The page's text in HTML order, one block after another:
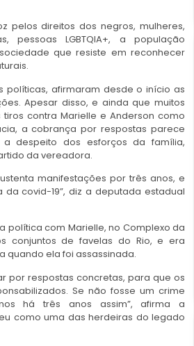
pelos direitos dos negros, mulheres,
pessoas LGBTQIA+, a população
que resiste em reconhecer
políticas, afirmaram desde o início as
Apesar disso, e ainda que muitos
contra Marielle e Anderson como
a cobrança por respostas parece
despeito dos esforços da família,
da vereadora.
manifestações por três anos, e
covid-19”, diz a deputada estadual
política com Marielle, no Complexo da
conjuntos de favelas do Rio, e era
quando ela foi assassinada.
por respostas concretas, para que os
Se não fosse um crime
há três anos assim”, afirma a
como uma das herdeiras do legado